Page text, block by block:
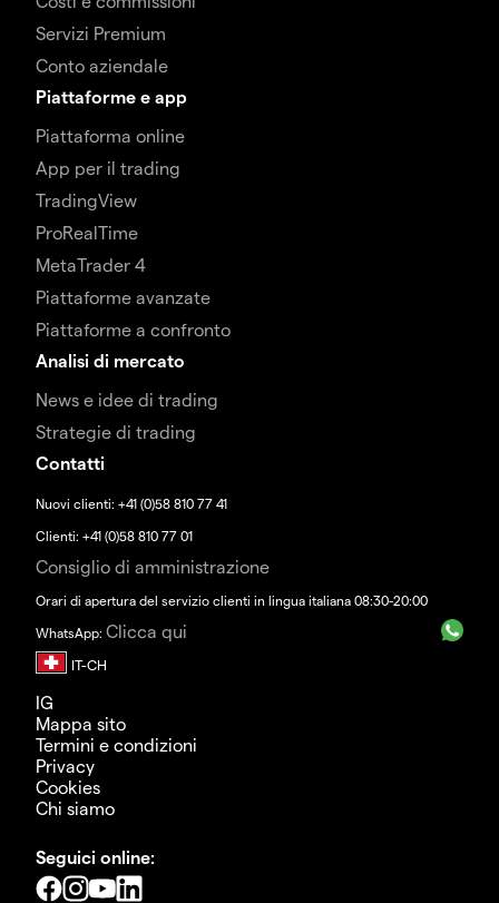
Servizi Premium
Conto aziendale
Piattaforme e app
Piattaforma online
App per il trading
TradingView
ProRealTime
MetaTrader 4
Piattaforme avanzate
Piattaforme a confronto
Analisi di mercato
News e idee di trading
Strategie di trading
Contatti
Nuovi clienti: +41 (0)58 810 77 41
Clienti: +41 (0)58 810 77 01
Consiglio di amministrazione
Orari di apertura del servizio clienti in lingua italiana 08:30-20:00
WhatsApp: Clicca qui
IG
Mappa sito
Termini e condizioni
Privacy
Cookies
Chi siamo
Seguici online: